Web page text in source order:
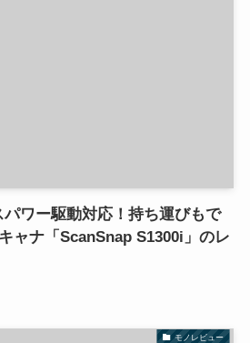
パワー駆動対応！持ち運びもで
ャナ「ScanSnap S1300i」のレ
モノレビュー